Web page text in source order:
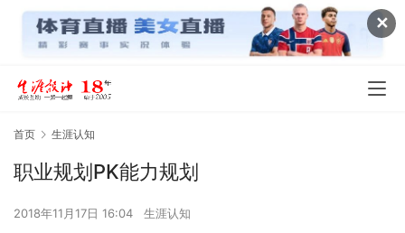
✕
首页 生涯认知
职业规划PK能力规划
2018年11月17日 16:04 生涯认知